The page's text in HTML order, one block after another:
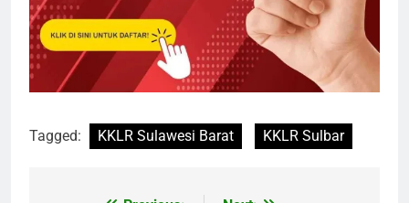
Tagged: KKLR Sulawesi Barat KKLR Sulbar